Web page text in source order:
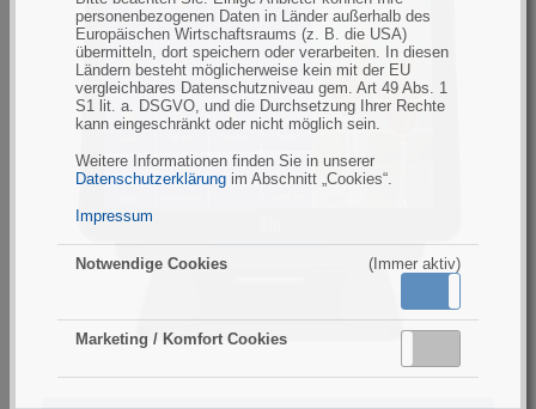
personenbezogenen Daten in Länder außerhalb des
Europäischen Wirtschaftsraums (z. B. die USA)
übermitteln, dort speichern oder verarbeiten. In diesen
Ländern besteht möglicherweise kein mit der EU
vergleichbares Datenschutzniveau gem. Art 49 Abs. 1
S1 lit. a. DSGVO, und die Durchsetzung Ihrer Rechte
kann eingeschränkt oder nicht möglich sein.
Weitere Informationen finden Sie in unserer
Datenschutzerklärung im Abschnitt „Cookies“.
Impressum
Notwendige Cookies (Immer aktiv)
Marketing / Komfort Cookies